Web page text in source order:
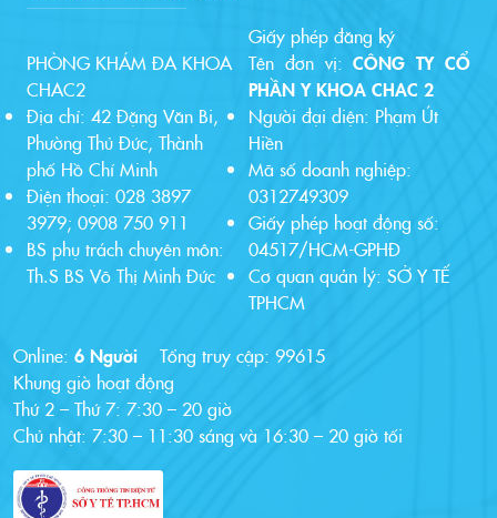
PHÒNG KHÁM ĐA KHOA
CHAC2
Địa chỉ: 42 Đặng Văn Bi,
Phường Thủ Đức, Thành
phố Hồ Chí Minh
Điện thoại: 028 3897
3979; 0908 750 911
BS phụ trách chuyên môn:
Th.S BS Võ Thị Minh Đức
Giấy phép đăng ký
Tên đơn vị:CÔNG TY CỔ
PHẦN Y KHOA CHAC 2
Người đại diện: Phạm Út
Hiền
Mã số doanh nghiệp:
0312749309
Giấy phép hoạt động số:
04517/HCM-GPHĐ
Cơ quan quản lý: SỞ Y TẾ
TPHCM
Online: 6 Người Tổng truy cập: 99615
Khung giờ hoạt động
Thứ 2 – Thứ 7: 7:30 – 20 giờ
Chủ nhật: 7:30 – 11:30 sáng và 16:30 – 20 giờ tối